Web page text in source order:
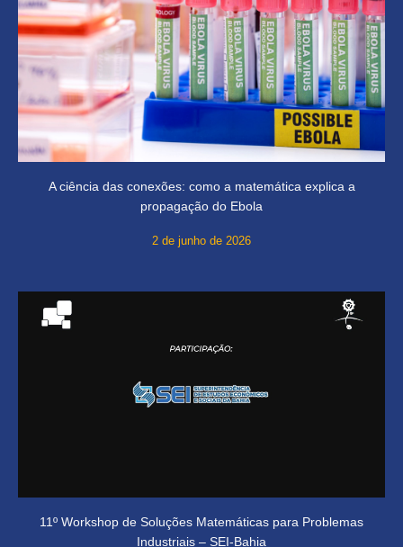
A ciência das conexões: como a matemática explica a
propagação do Ebola
2 de junho de 2026
11º Workshop de Soluções Matemáticas para Problemas
Industriais – SEI-Bahia